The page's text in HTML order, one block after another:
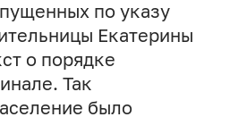
по указу
Екатерины
о порядке
Так
было